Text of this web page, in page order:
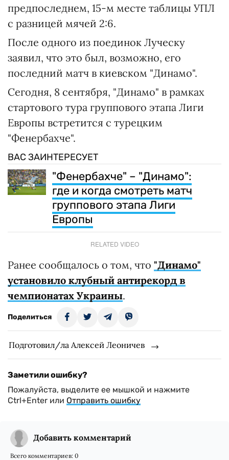
предпоследнем, 15-м месте таблицы УПЛ
с разницей мячей 2:6.
После одного из поединок Луческу
заявил, что это был, возможно, его
последний матч в киевском "Динамо".
Сегодня, 8 сентября, "Динамо" в рамках
стартового тура группового этапа Лиги
Европы встретится с турецким
"Фенербахче".
ВАС ЗАИНТЕРЕСУЕТ
"Фенербахче" – "Динамо":
где и когда смотреть матч
группового этапа Лиги
Европы
RELATED VIDEO
Ранее сообщалось о том, что "Динамо"
установило клубный антирекорд в
чемпионатах Украины.
Поделиться
Подготовил/ла Алексей Леоничев
Заметили ошибку?
Пожалуйста, выделите ее мышкой и нажмите
Ctrl+Enter или Отправить ошибку
Добавить комментарий
Всего комментариев: 0